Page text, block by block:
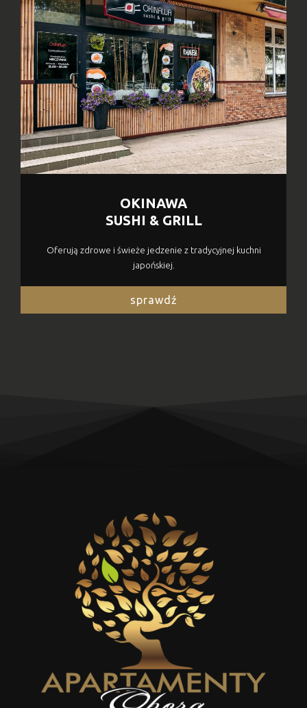
OKINAWA
SUSHI & GRILL
Oferują zdrowe i świeże jedzenie z tradycyjnej kuchni
japońskiej.
sprawdź